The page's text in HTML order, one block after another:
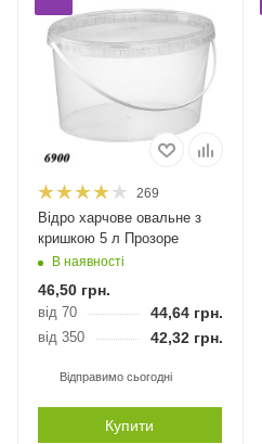
269
Відро харчове овальне з
кришкою 5 л Прозоре
В наявності
46,50 грн.
від 70 44,64 грн.
від 350 42,32 грн.
Відправимо сьогодні
Купити